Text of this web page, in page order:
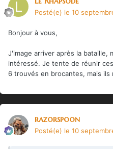
Posté(e) le 10
Bonjour à vous,
J'image arriver après la bataille,
intéressé. Je tente de réunir
6 trouvés en brocantes, mais
razorspoon
Posté(e) le 10